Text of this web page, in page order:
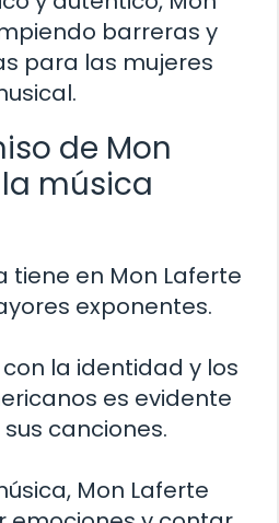
barreras y
para las mujeres
de Mon
música
tiene en Mon Laferte
exponentes.
la identidad y los
es evidente
canciones.
Mon Laferte